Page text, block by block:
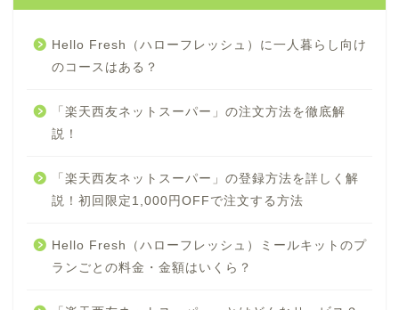
Hello Fresh（ハローフレッシュ）に一人暮らし向け
のコースはある？
「楽天西友ネットスーパー」の注文方法を徹底解
説！
「楽天西友ネットスーパー」の登録方法を詳しく解
説！初回限定1,000円OFFで注文する方法
Hello Fresh（ハローフレッシュ）ミールキットのプ
ランごとの料金・金額はいくら？